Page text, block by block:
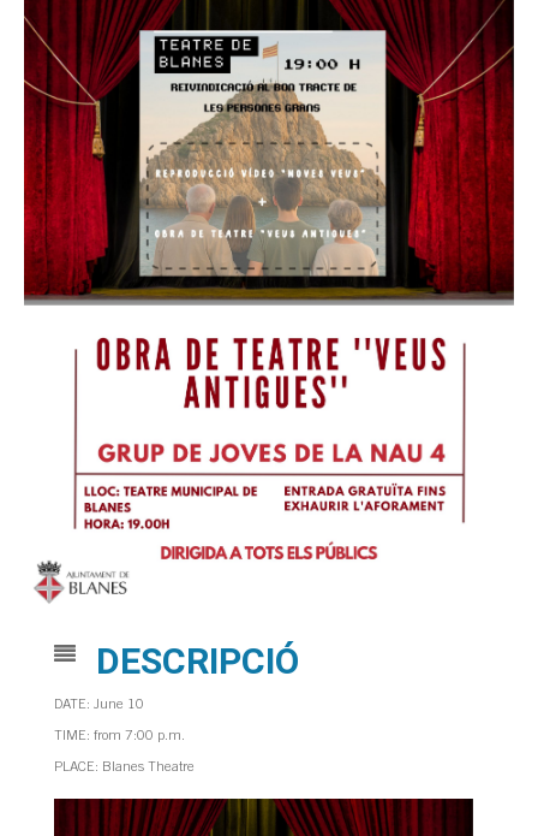
DESCRIPCIÓ
DATE: June 10
TIME: from 7:00 p.m.
PLACE: Blanes Theatre